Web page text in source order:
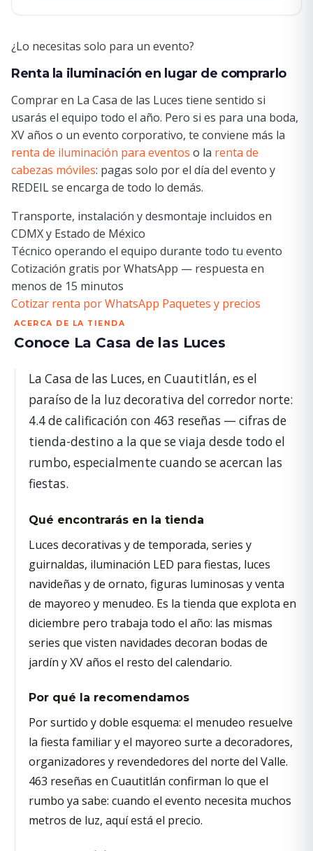
¿Lo necesitas solo para un evento?
Renta la iluminación en lugar de comprarlo
Comprar en La Casa de las Luces tiene sentido si
usarás el equipo todo el año. Pero si es para una boda,
XV años o un evento corporativo, te conviene más la
renta de iluminación para eventos o la renta de
cabezas móviles: pagas solo por el día del evento y
REDEIL se encarga de todo lo demás.
Transporte, instalación y desmontaje incluidos en
CDMX y Estado de México
Técnico operando el equipo durante todo tu evento
Cotización gratis por WhatsApp — respuesta en
menos de 15 minutos
Cotizar renta por WhatsApp Paquetes y precios
ACERCA DE LA TIENDA
Conoce La Casa de las Luces
La Casa de las Luces, en Cuautitlán, es el
paraíso de la luz decorativa del corredor norte:
4.4 de calificación con 463 reseñas — cifras de
tienda-destino a la que se viaja desde todo el
rumbo, especialmente cuando se acercan las
fiestas.
Qué encontrarás en la tienda
Luces decorativas y de temporada, series y
guirnaldas, iluminación LED para fiestas, luces
navideñas y de ornato, figuras luminosas y venta
de mayoreo y menudeo. Es la tienda que explota en
diciembre pero trabaja todo el año: las mismas
series que visten navidades decoran bodas de
jardín y XV años el resto del calendario.
Por qué la recomendamos
Por surtido y doble esquema: el menudeo resuelve
la fiesta familiar y el mayoreo surte a decoradores,
organizadores y revendedores del norte del Valle.
463 reseñas en Cuautitlán confirman lo que el
rumbo ya sabe: cuando el evento necesita muchos
metros de luz, aquí está el precio.